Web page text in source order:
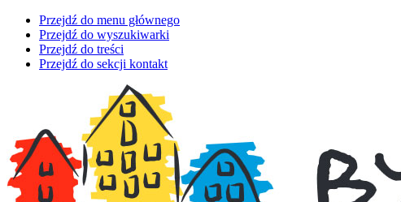
Przejdź do menu głównego
Przejdź do wyszukiwarki
Przejdź do treści
Przejdź do sekcji kontakt